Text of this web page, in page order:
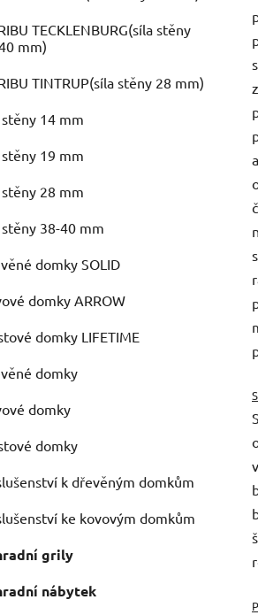
TECKLENBURG(síla stěny
mm)
TINTRUP(síla stěny 28 mm)
14 mm
19 mm
28 mm
38-40 mm
domky SOLID
domky ARROW
domky LIFETIME
domky
domky
domky
k dřevěným domkům
ke kovovým domkům
grily
nábytek